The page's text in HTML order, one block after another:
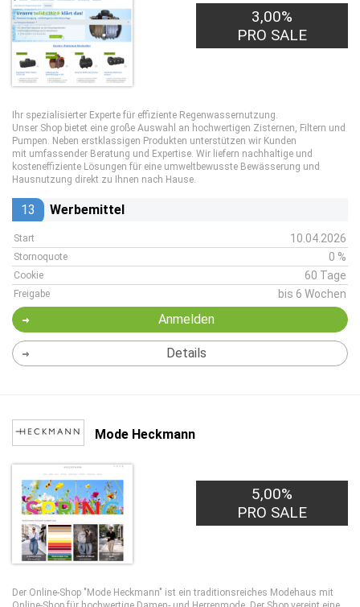
3,00%
PRO SALE
Ihr spezialisierter Experte für effiziente Regenwassernutzung.
Unser Shop bietet eine große Auswahl an hochwertigen Zisternen, Filtern und
Pumpen. Neben erstklassigen Produkten unterstützen wir Kunden
mit umfassender Beratung und Expertise. Wir liefern nachhaltige und
kosteneffiziente Lösungen für eine umweltbewusste Bewässerung und
Hausnutzung direkt zu Ihnen nach Hause.
13 Werbemittel
Start 10.04.2026
Stornoquote 0 %
Cookie 60 Tage
Freigabe bis 6 Wochen
Anmelden
Details
Mode Heckmann
5,00%
PRO SALE
Der Online-Shop "Mode Heckmann" ist ein traditionsreiches Modehaus mit